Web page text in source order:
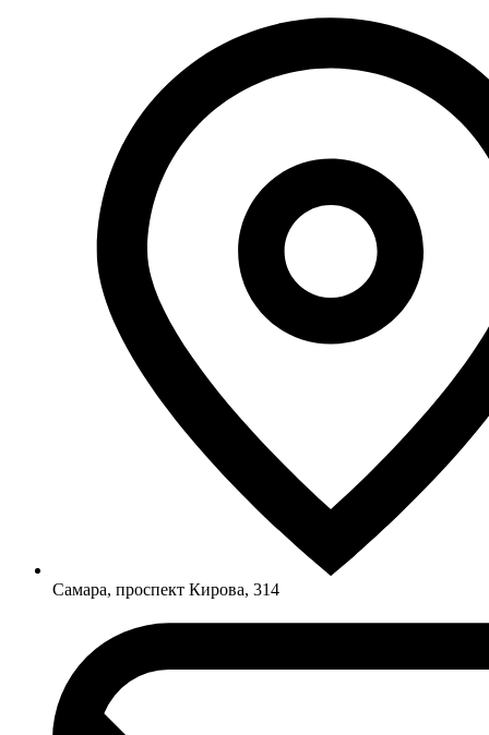
Самара, проспект Кирова, 314